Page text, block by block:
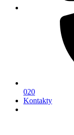
020
Kontakty